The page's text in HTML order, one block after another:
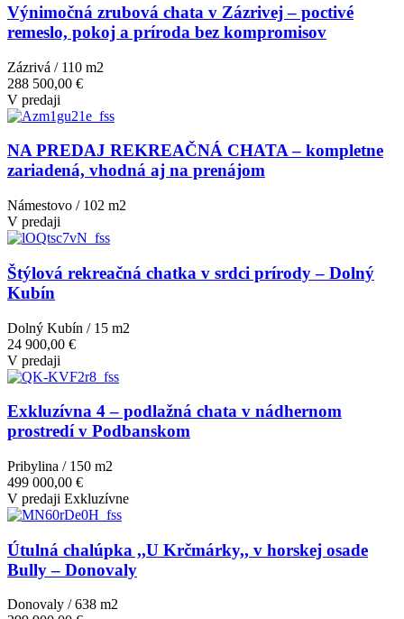
Výnimočná zrubová chata v Zázrivej – poctivé
remeslo, pokoj a príroda bez kompromisov
Zázrivá / 110 m2
288 500,00 €
V predaji
NA PREDAJ REKREAČNÁ CHATA – kompletne
zariadená, vhodná aj na prenájom
Námestovo / 102 m2
V predaji
Štýlová rekreačná chatka v srdci prírody – Dolný
Kubín
Dolný Kubín / 15 m2
24 900,00 €
V predaji
Exkluzívna 4 – podlažná chata v nádhernom
prostredí v Podbanskom
Pribylina / 150 m2
499 000,00 €
V predaji Exkluzívne
Útulná chalúpka ,,U Krčmárky,, v horskej osade
Bully – Donovaly
Donovaly / 638 m2